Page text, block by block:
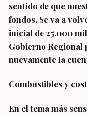
sentido de que
fondos. Se va a
inicial de 25.000
Gobierno Regional
nuevamente la
Combustibles y
En el tema más